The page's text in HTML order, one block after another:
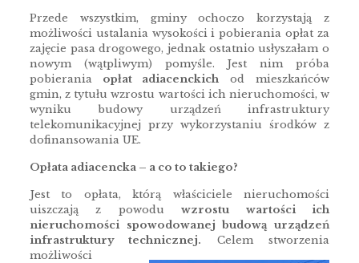
Przede wszystkim, gminy ochoczo korzystają z
możliwości ustalania wysokości i pobierania opłat za
zajęcie pasa drogowego, jednak ostatnio usłyszałam o
nowym (wątpliwym) pomyśle. Jest nim próba
pobieraniaopłat adiacenckich od mieszkańców
gmin, z tytułu wzrostu wartości ich nieruchomości, w
wyniku budowy urządzeń infrastruktury
telekomunikacyjnej przy wykorzystaniu środków z
dofinansowania UE.
Opłata adiacencka – a co to takiego?
Jest to opłata, którą właściciele nieruchomości
uiszczają z powoduwzrostu wartości ich
nieruchomości spowodowanej budową urządzeń
infrastruktury technicznej. Celem stworzenia
możliwości